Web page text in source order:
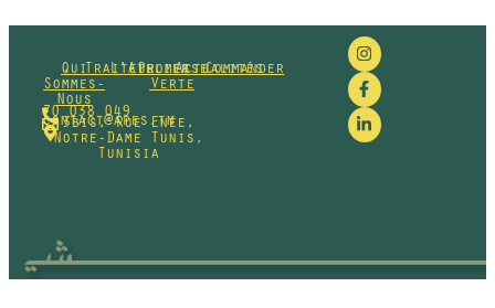
Qui
Sommes-
Nous
Traiteur
L'Atelier
Promesse
Verte
Actualités
Commander
70 038 049
contact@apes.tn
3bis, Rue Enée,
Notre-Dame Tunis,
Tunisia